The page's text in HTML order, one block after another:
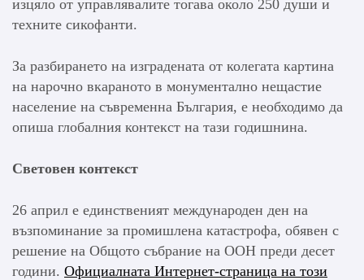
изцяло от управлявалите тогава около 250 души и
техните сикофанти.
За разбирането на изградената от колегата картина
на нарочно вкараното в монументално нещастие
население на съвременна България, е необходимо да
опиша глобалния контекст на тази годишнина.
Световен контекст
26 април е единственият международен ден на
възпоминание за промишлена катастрофа, обявен с
решение на Общото събрание на ООН преди десет
години. Официалната Интернет-страница на този